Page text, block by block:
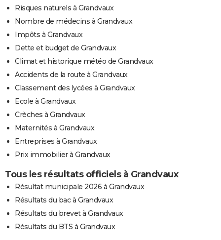
Risques naturels à Grandvaux
Nombre de médecins à Grandvaux
Impôts à Grandvaux
Dette et budget de Grandvaux
Climat et historique météo de Grandvaux
Accidents de la route à Grandvaux
Classement des lycées à Grandvaux
Ecole à Grandvaux
Crèches à Grandvaux
Maternités à Grandvaux
Entreprises à Grandvaux
Prix immobilier à Grandvaux
Tous les résultats officiels à Grandvaux
Résultat municipale 2026 à Grandvaux
Résultats du bac à Grandvaux
Résultats du brevet à Grandvaux
Résultats du BTS à Grandvaux